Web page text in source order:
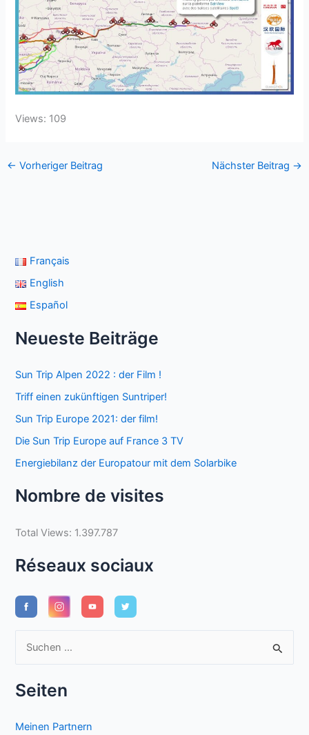
Views: 109
← Vorheriger Beitrag Nächster Beitrag →
Français
English
Español
Neueste Beiträge
Sun Trip Alpen 2022 : der Film !
Triff einen zukünftigen Suntriper!
Sun Trip Europe 2021: der film!
Die Sun Trip Europe auf France 3 TV
Energiebilanz der Europatour mit dem Solarbike
Nombre de visites
Total Views: 1.397.787
Réseaux sociaux
h
Seiten
Meinen Partnern